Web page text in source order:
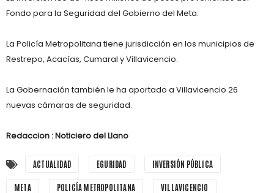
Fondo para la Seguridad del Gobierno del Meta.
La Policía Metropolitana tiene jurisdicción en los municipios de
Restrepo, Acacías, Cumaral y Villavicencio.
La Gobernación también le ha aportado a Villavicencio 26
nuevas cámaras de seguridad.
Redaccion : Noticiero del Llano
ACTUALIDAD EGURIDAD INVERSIÓN PÚBLICA
META POLICÍA METROPOLITANA VILLAVICENCIO